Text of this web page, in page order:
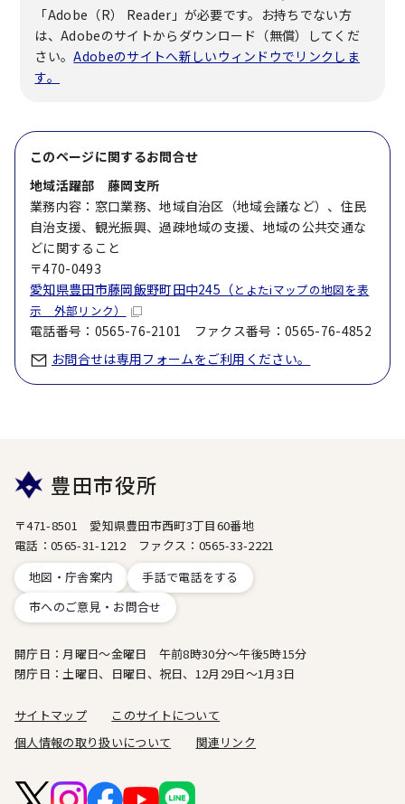
「Adobe（R） Reader」が必要です。お持ちでない方
は、Adobeのサイトからダウンロード（無償）してくだ
さい。Adobeのサイトへ新しいウィンドウでリンクしま
す。
このページに関するお問合せ
地域活躍部 藤岡支所
業務内容：窓口業務、地域自治区（地域会議など）、住民
自治支援、観光振興、過疎地域の支援、地域の公共交通な
どに関すること
〒470-0493
愛知県豊田市藤岡飯野町田中245（とよたiマップの地図を表
示 外部リンク）
電話番号：0565-76-2101 ファクス番号：0565-76-4852
お問合せは専用フォームをご利用ください。
豊田市役所
〒471-8501 愛知県豊田市西町3丁目60番地
電話：0565-31-1212 ファクス：0565-33-2221
地図・庁舎案内
手話で電話をする
市へのご意見・お問合せ
開庁日：月曜日～金曜日 午前8時30分～午後5時15分
閉庁日：土曜日、日曜日、祝日、12月29日～1月3日
サイトマップ
このサイトについて
個人情報の取り扱いについて
関連リンク